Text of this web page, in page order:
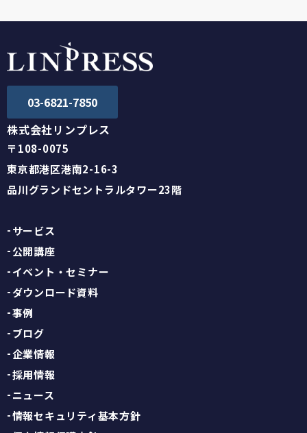
03-6821-7850
株式会社リンプレス
〒108-0075
東京都港区港南2-16-3
品川グランドセントラルタワー23階
サービス
公開講座
イベント・セミナー
ダウンロード資料
事例
ブログ
企業情報
採用情報
ニュース
情報セキュリティ基本方針